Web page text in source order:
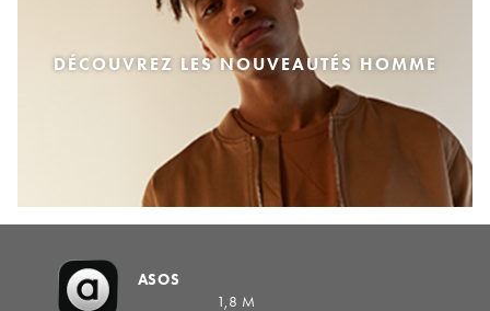
DÉCOUVREZ LES NOUVEAUTÉS HOMME
ASOS
1,8 M